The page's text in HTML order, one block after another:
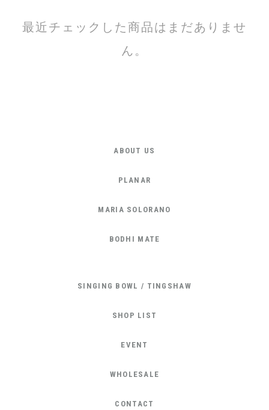
最近チェックした商品はまだありませ
ん。
ABOUT US
PLANAR
MARIA SOLORANO
BODHI MATE
SINGING BOWL / TINGSHAW
SHOP LIST
EVENT
WHOLESALE
CONTACT